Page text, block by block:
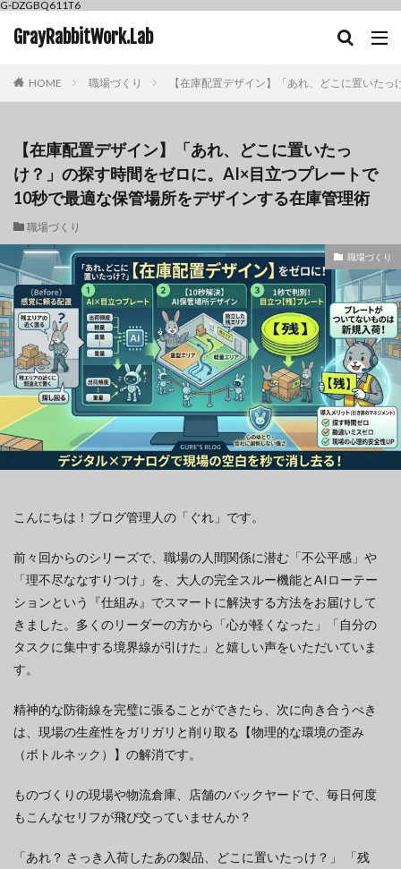
G-DZGBQ611T6
GrayRabbitWork.Lab
HOME 職場づくり 【在庫配置デザイン】「あれ、どこに置いた
【在庫配置デザイン】「あれ、どこに置いたっ
け？」の探す時間をゼロに。AI×目立つプレートで
10秒で最適な保管場所をデザインする在庫管理術
職場づくり
職場づくり
こんにちは！ブログ管理人の「ぐれ」です。
前々回からのシリーズで、職場の人間関係に潜む「不公平感」や
「理不尽ななすりつけ」を、大人の完全スルー機能とAIローテー
ションという『仕組み』でスマートに解決する方法をお届けして
きました。多くのリーダーの方から「心が軽くなった」「自分の
タスクに集中する境界線が引けた」と嬉しい声をいただいていま
す。
精神的な防衛線を完璧に張ることができたら、次に向き合うべき
は、現場の生産性をガリガリと削り取る【物理的な環境の歪み
（ボトルネック）】の解消です。
ものづくりの現場や物流倉庫、店舗のバックヤードで、毎日何度
もこんなセリフが飛び交っていませんか？
「あれ？ さっき入荷したあの製品、どこに置いたっけ？」 「残